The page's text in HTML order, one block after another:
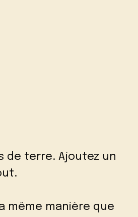
de terre. Ajoutez un
même manière que